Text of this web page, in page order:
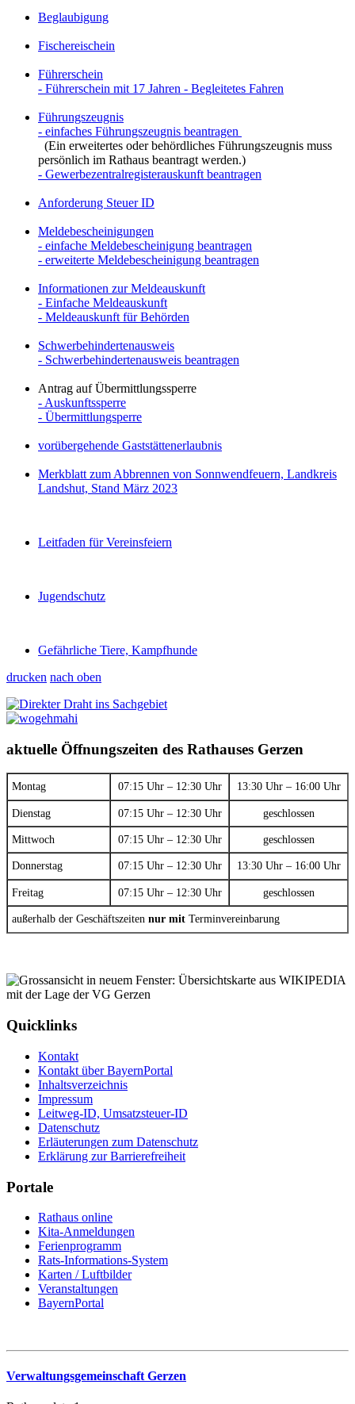
Beglaubigung
Fischereischein
Führerschein
- Führerschein mit 17 Jahren - Begleitetes Fahren
Führungszeugnis
- einfaches Führungszeugnis beantragen
(Ein erweitertes oder behördliches Führungszeugnis muss
persönlich im Rathaus beantragt werden.)
- Gewerbezentralregisterauskunft beantragen
Anforderung Steuer ID
Meldebescheinigungen
- einfache Meldebescheinigung beantragen
- erweiterte Meldebescheinigung beantragen
Informationen zur Meldeauskunft
- Einfache Meldeauskunft
- Meldeauskunft für Behörden
Schwerbehindertenausweis
- Schwerbehindertenausweis beantragen
Antrag auf Übermittlungssperre
- Auskunftssperre
- Übermittlungsperre
vorübergehende Gaststättenerlaubnis
Merkblatt zum Abbrennen von Sonnwendfeuern, Landkreis
Landshut, Stand März 2023
Leitfaden für Vereinsfeiern
Jugendschutz
Gefährliche Tiere, Kampfhunde
drucken nach oben
aktuelle Öffnungszeiten des Rathauses Gerzen
Montag 07:15 Uhr – 12:30 Uhr 13:30 Uhr – 16:00 Uhr
Dienstag 07:15 Uhr – 12:30 Uhr geschlossen
Mittwoch 07:15 Uhr – 12:30 Uhr geschlossen
Donnerstag 07:15 Uhr – 12:30 Uhr 13:30 Uhr – 16:00 Uhr
Freitag 07:15 Uhr – 12:30 Uhr geschlossen
außerhalb der Geschäftszeiten nur mit Terminvereinbarung
Quicklinks
Kontakt
Kontakt über BayernPortal
Inhaltsverzeichnis
Impressum
Leitweg-ID, Umsatzsteuer-ID
Datenschutz
Erläuterungen zum Datenschutz
Erklärung zur Barrierefreiheit
Portale
Rathaus online
Kita-Anmeldungen
Ferienprogramm
Rats-Informations-System
Karten / Luftbilder
Veranstaltungen
BayernPortal
Verwaltungsgemeinschaft Gerzen